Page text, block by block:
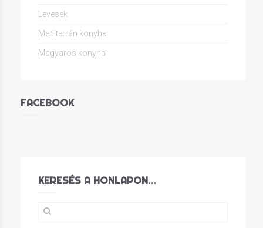
Levesek
Mediterrán konyha
Magyaros konyha
FACEBOOK
KERESÉS A HONLAPON…